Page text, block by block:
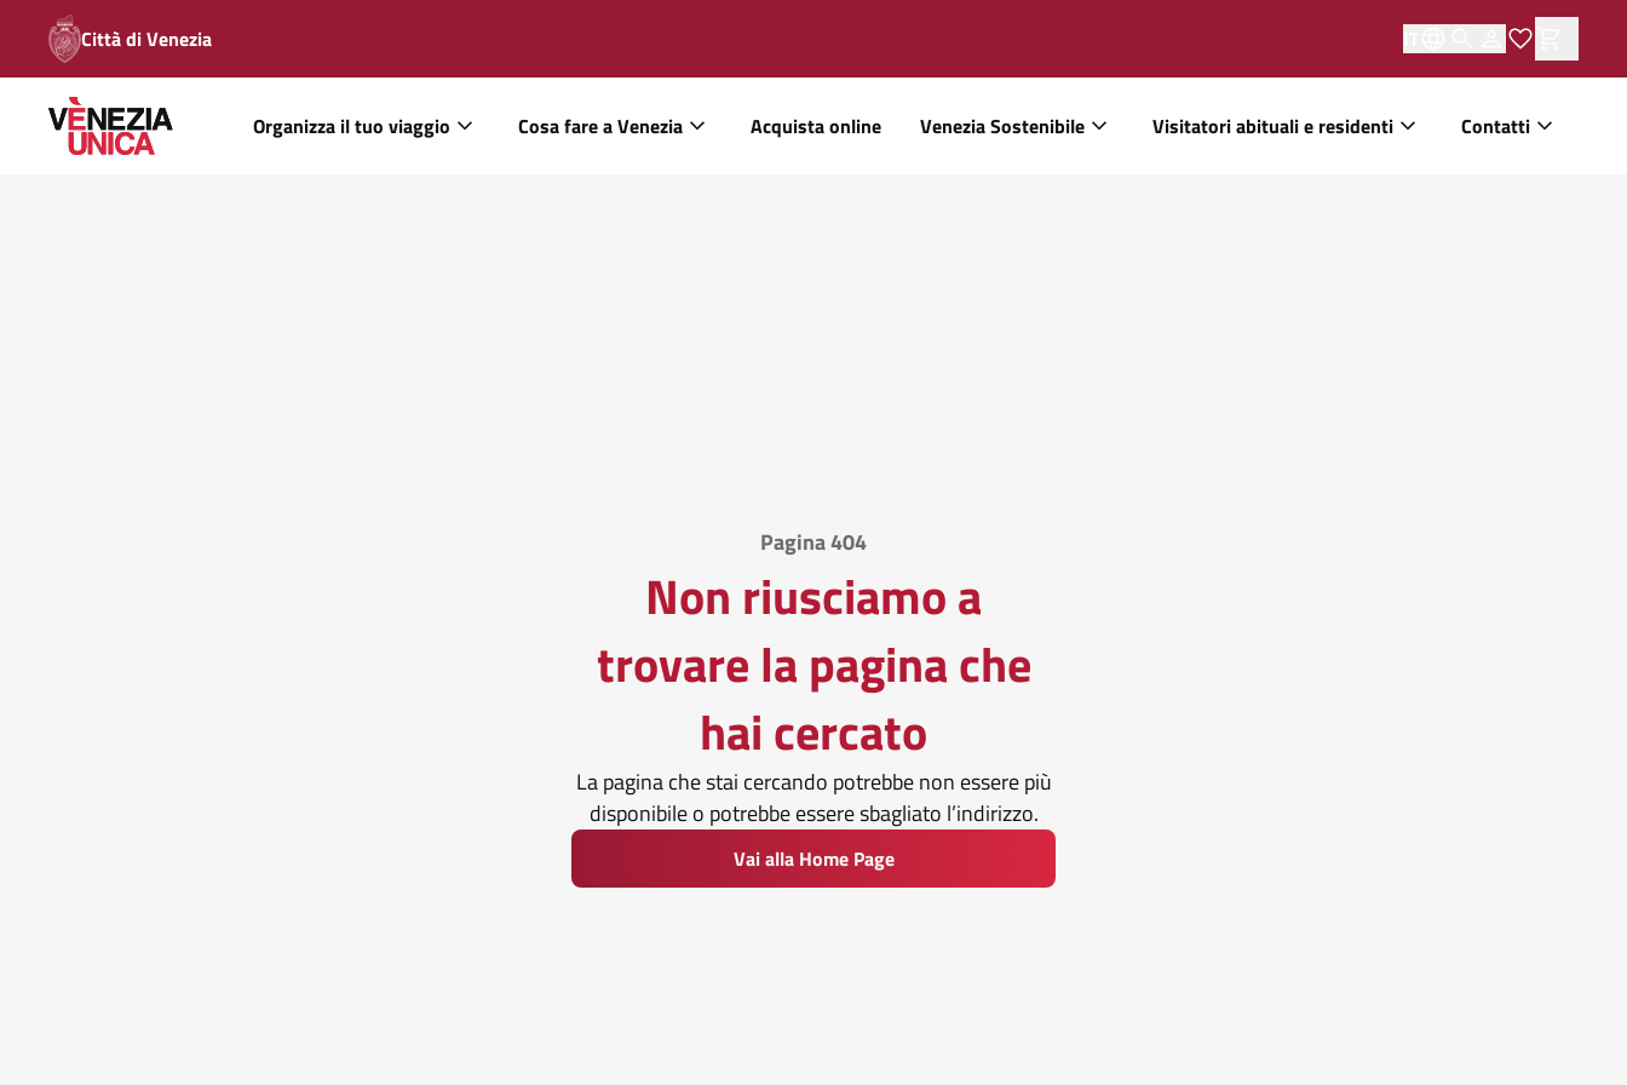
Città di Venezia
Organizza il tuo viaggio Cosa fare a Venezia Acquista online Venezia Sostenibile Visitatori abituali e residenti Contatti
Pagina 404
Non riusciamo a
trovare la pagina che
hai cercato
La pagina che stai cercando potrebbe non essere più
disponibile o potrebbe essere sbagliato l’indirizzo.
Vai alla Home Page